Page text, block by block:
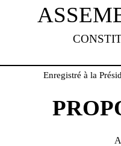
Enregistré à la